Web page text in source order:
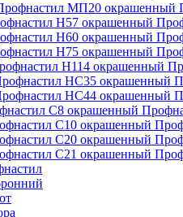
МП20 окрашенный
Н57 окрашенный
Н60 окрашенный
Н75 окрашенный
Н114 окрашенный
НС35 окрашенный
НС44 окрашенный
С8 окрашенный
С10 окрашенный
С20 окрашенный
С21 окрашенный